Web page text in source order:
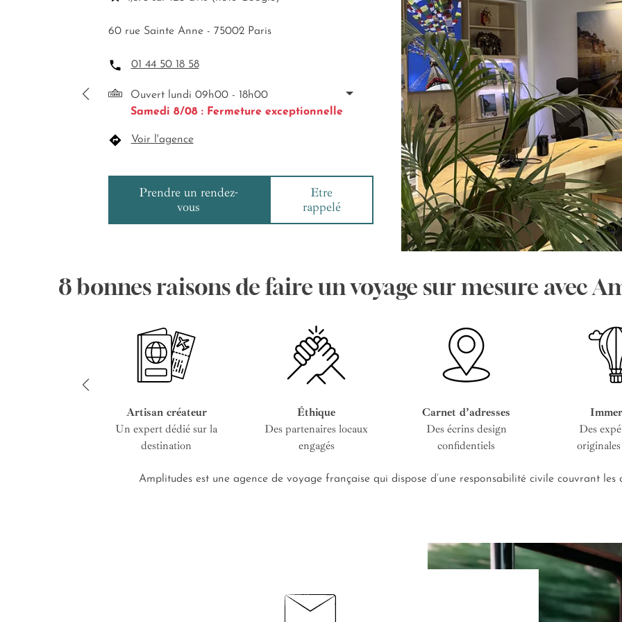
60 rue Sainte Anne - 75002 Paris
01 44 50 18 58
Ouvert lundi 09h00 - 18h00
Samedi 8/08 : Fermeture exceptionnelle
Voir l'agence
Prendre un rendez-
vous
Etre
rappelé
8 bonnes raisons de faire un voyage sur mesure avec
Artisan créateur
Un expert dédié sur la
destination
Éthique
Des partenaires locaux
engagés
Carnet d’adresses
Des écrins design
confidentiels
Des
Amplitudes est une agence de voyage française qui dispose d’une responsabilité civile couvrant les